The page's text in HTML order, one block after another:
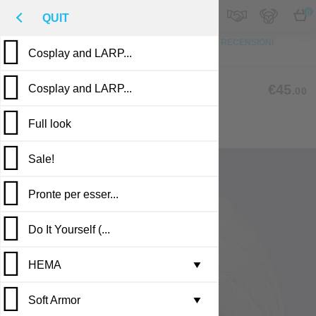
M
PUBBLICAZIONI
QUIT
Cosplay and LARP...
Cosplay and LARP...
Full look
Sale!
Pronte per esser...
Leather armor i...
Brigandine armo...
Do It Yourself (...
HEMA ▼
Gambesons
Soft Armor ▼
CL-15
MEDIEVAL QUILTED CAP